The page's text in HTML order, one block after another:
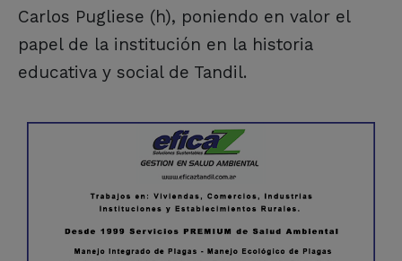
Carlos Pugliese (h), poniendo en valor el
papel de la institución en la historia
educativa y social de Tandil.